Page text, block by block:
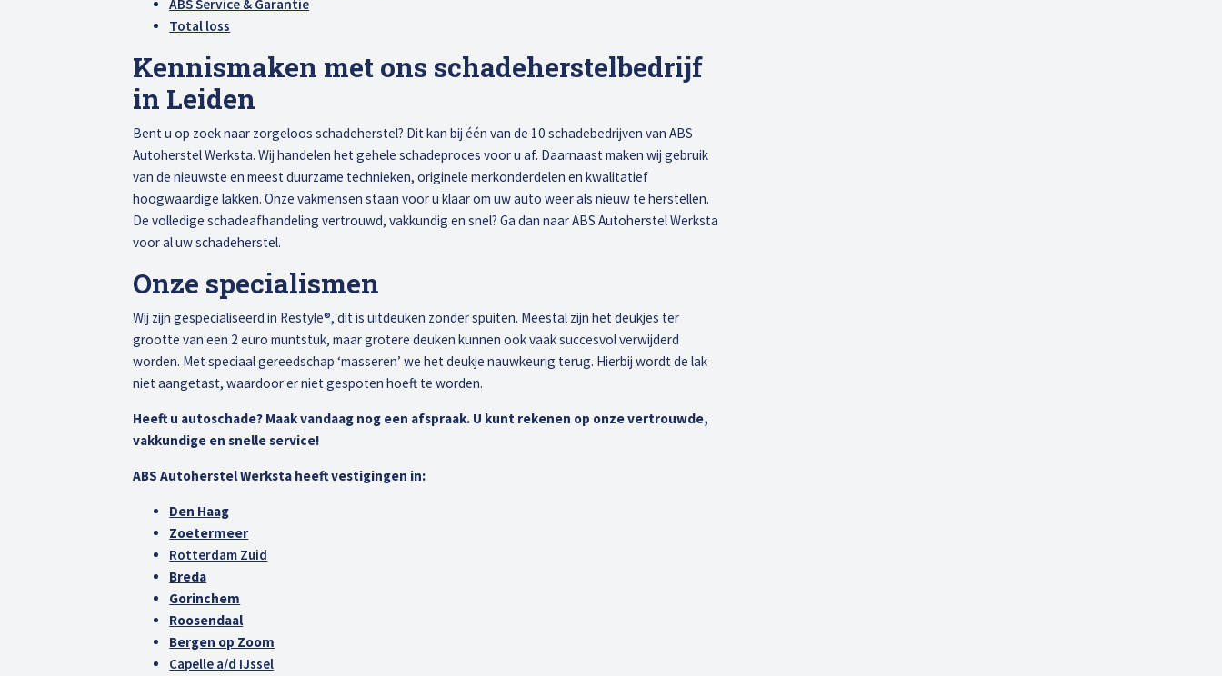
ABS Service & Garantie
Total loss
Kennismaken met ons schadeherstelbedrijf
in Leiden
Bent u op zoek naar zorgeloos schadeherstel? Dit kan bij één van de 10 schadebedrijven van ABS
Autoherstel Werksta. Wij handelen het gehele schadeproces voor u af. Daarnaast maken wij gebruik
van de nieuwste en meest duurzame technieken, originele merkonderdelen en kwalitatief
hoogwaardige lakken. Onze vakmensen staan voor u klaar om uw auto weer als nieuw te herstellen.
De volledige schadeafhandeling vertrouwd, vakkundig en snel? Ga dan naar ABS Autoherstel Werksta
voor al uw schadeherstel.
Onze specialismen
Wij zijn gespecialiseerd in Restyle®, dit is uitdeuken zonder spuiten. Meestal zijn het deukjes ter
grootte van een 2 euro muntstuk, maar grotere deuken kunnen ook vaak succesvol verwijderd
worden. Met speciaal gereedschap ‘masseren’ we het deukje nauwkeurig terug. Hierbij wordt de lak
niet aangetast, waardoor er niet gespoten hoeft te worden.
Heeft u autoschade? Maak vandaag nog een afspraak. U kunt rekenen op onze vertrouwde,
vakkundige en snelle service!
ABS Autoherstel Werksta heeft vestigingen in:
Den Haag
Zoetermeer
Rotterdam Zuid
Breda
Gorinchem
Roosendaal
Bergen op Zoom
Capelle a/d IJssel